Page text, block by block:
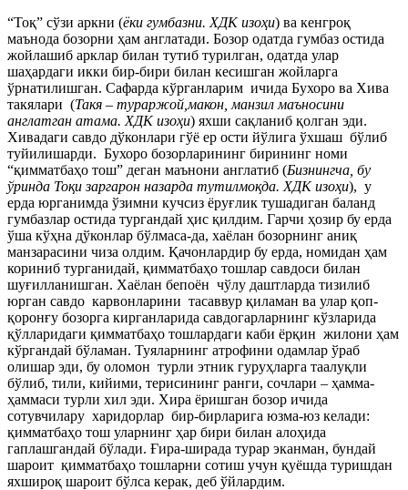
“Тоқ” сўзи аркни (ёки гумбазни. ХДК изоҳи) ва кенгроқ
маънода бозорни ҳам англатади. Бозор одатда гумбаз остида
жойлашиб арклар билан тутиб турилган, одатда улар
шаҳардаги икки бир-бири билан кесишган жойларга
ўрнатилишган. Сафарда кўрганларим ичида Бухоро ва Хива
такялари (Такя – тураржой,макон, манзил маъносини
англатган атама. ХДК изоҳи) яхши сақланиб қолган эди.
Хивадаги савдо дўконлари гўё ер ости йўлига ўхшаш бўлиб
туйилишарди. Бухоро бозорларининг бирининг номи
“қимматбаҳо тош” деган маънони англатиб (Бизнингча, бу
ўринда Тоқи заргарон назарда тутилмоқда. ХДК изоҳи), у
ерда юрганимда ўзимни кучсиз ёруғлик тушадиган баланд
гумбазлар остида тургандай ҳис қилдим. Гарчи ҳозир бу ерда
ўша кўҳна дўконлар бўлмаса-да, хаёлан бозорнинг аниқ
манзарасини чиза олдим. Қачонлардир бу ерда, номидан ҳам
кориниб турганидай, қимматбаҳо тошлар савдоси билан
шуғилланишган. Хаёлан бепоён чўлу даштларда тизилиб
юрган савдо карвонларини тасаввур қиламан ва улар қоп-
қоронғу бозорга кирганларида савдогарларнинг кўзларида
қўлларидаги қимматбаҳо тошлардаги каби ёрқин жилони ҳам
кўргандай бўламан. Туяларнинг атрофини одамлар ўраб
олишар эди, бу оломон турли этник гуруҳларга таалуқли
бўлиб, тили, кийими, терисининг ранги, сочлари – ҳамма-
ҳаммаси турли хил эди. Хира ёришган бозор ичида
сотувчилару харидорлар бир-бирларига юзма-юз келади:
қимматбаҳо тош уларнинг ҳар бири билан алоҳида
гаплашгандай бўлади. Ғира-ширада турар эканман, бундай
шароит қимматбаҳо тошларни сотиш учун қуёшда туришдан
яхшироқ шароит бўлса керак, деб ўйлардим.